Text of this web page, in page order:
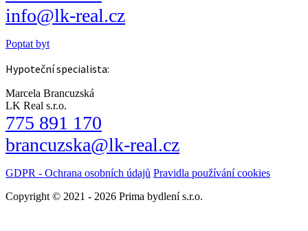
info@lk-real.cz
Poptat byt
Hypoteční specialista:
Marcela Brancuzská
LK Real s.r.o.
775 891 170
brancuzska@lk-real.cz
GDPR - Ochrana osobních údajů Pravidla používání cookies
Copyright © 2021 - 2026 Prima bydlení s.r.o.